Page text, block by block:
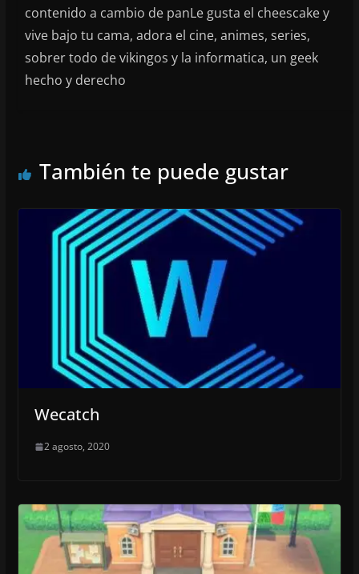
contenido a cambio de panLe gusta el cheescake y
vive bajo tu cama, adora el cine, animes, series,
sobrer todo de vikingos y la informatica, un geek
hecho y derecho
También te puede gustar
Wecatch
2 agosto, 2020